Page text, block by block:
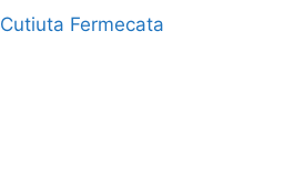
Cutiuta Fermecata